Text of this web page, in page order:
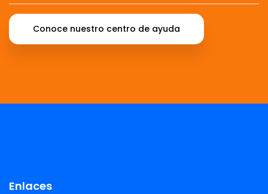
Conoce nuestro centro de ayuda
Enlaces